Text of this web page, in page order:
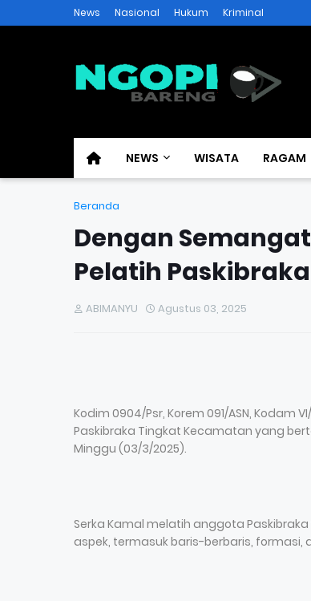
News Nasional Hukum Kriminal
NEWS WISATA RAGAM
Beranda
Dengan
Pelatih Paskibraka
ABIMANYU Agustus 03, 2025
Kodim 0904/Psr, Korem 091/ASN, Kodam
Paskibraka Tingkat Kecamatan yang
Minggu (03/3/2025).
Serka Kamal melatih anggota
aspek, termasuk baris-berbaris, formasi,